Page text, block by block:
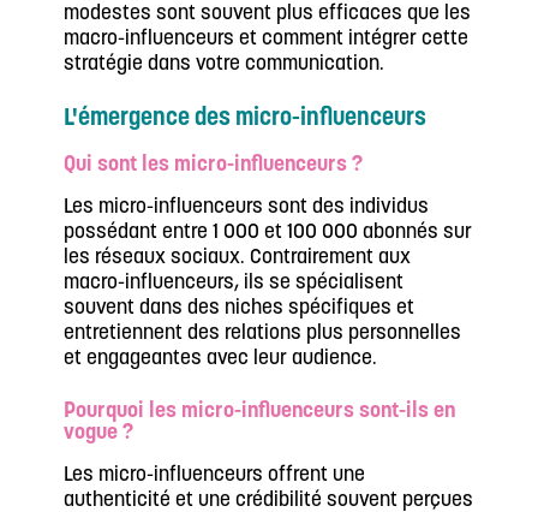
modestes sont souvent plus efficaces que les
macro-influenceurs et comment intégrer cette
stratégie dans votre communication.
L'émergence des micro-influenceurs
Qui sont les micro-influenceurs ?
Les micro-influenceurs sont des individus
possédant entre 1 000 et 100 000 abonnés sur
les réseaux sociaux. Contrairement aux
macro-influenceurs, ils se spécialisent
souvent dans des niches spécifiques et
entretiennent des relations plus personnelles
et engageantes avec leur audience.
Pourquoi les micro-influenceurs sont-ils en
vogue ?
Les micro-influenceurs offrent une
authenticité et une crédibilité souvent perçues